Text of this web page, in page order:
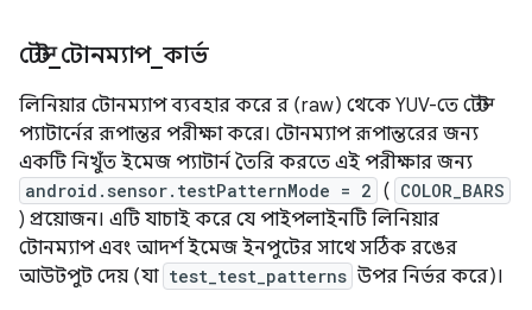
টেস্ট_টোনম্যাপ_ কার্ভ
লিনিয়ার টোনম্যাপ ব্যবহার করে র (raw) থেকে YUV-তে টেস্ট
প্যাটার্নের রূপান্তর পরীক্ষা করে। টোনম্যাপ রূপান্তরের জন্য
একটি নিখুঁত ইমেজ প্যাটার্ন তৈরি করতে এই পরীক্ষার জন্য
android.sensor.testPatternMode = 2 ( COLOR_BARS
) প্রয়োজন। এটি যাচাই করে যে পাইপলাইনটি লিনিয়ার
টোনম্যাপ এবং আদর্শ ইমেজ ইনপুটের সাথে সঠিক রঙের
আউটপুট দেয় (যা test_test_patterns উপর নির্ভর করে)।